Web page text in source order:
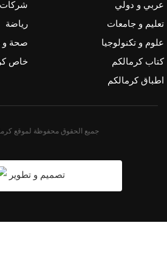
عربي و دولي
شركات
تعليم و جامعات
رياضة
علوم و تكنولوجيا
صحة و
كتاب كرمالكم
خاص
اطباق كرمالكم
جميع الحقوق محفوظة لموقع
تصميم و تطوير